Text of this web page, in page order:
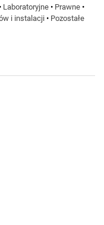
Laboratoryjne • Prawne •
i instalacji • Pozostałe